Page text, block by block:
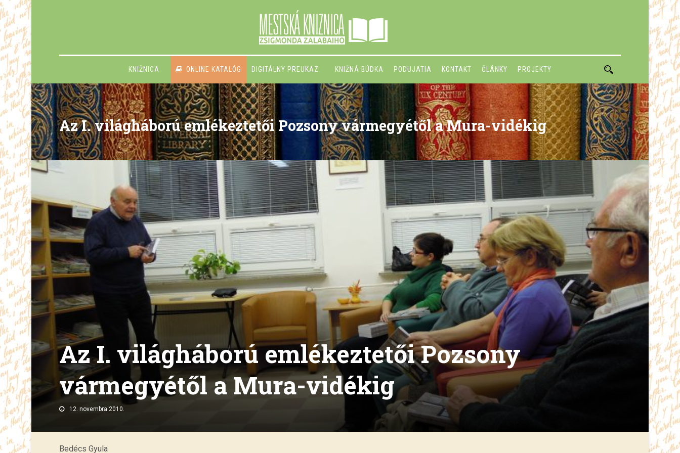
KNIŽNICA ONLINE KATALÓG DIGITÁLNY PREUKAZ KNIŽNÁ BÚDKA PODUJATIA KONTAKT ČLÁNKY PROJEKTY
Az I. világháború emlékeztetői Pozsony vármegyétől a Mura-vidékig
Az I. világháború emlékeztetői Pozsony
vármegyétől a Mura-vidékig
12. novembra 2010.
Bedécs Gyula